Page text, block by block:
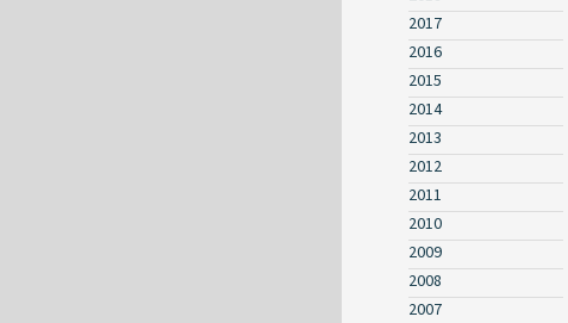
2017
2016
2015
2014
2013
2012
2011
2010
2009
2008
2007